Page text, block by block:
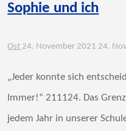
Sophie und ich
Ost 24. November 2021 24.
„Jeder konnte sich
Immer!“ 211124. Das
jedem Jahr in unserer